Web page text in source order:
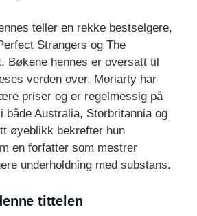
teller en rekke bestselgere,
Strangers og The
Bøkene hennes er oversatt til
verden over. Moriarty har
priser og er regelmessig på
både Australia, Storbritannia og
øyeblikk bekrefter hun
en forfatter som mestrer
underholdning med substans.
tittelen